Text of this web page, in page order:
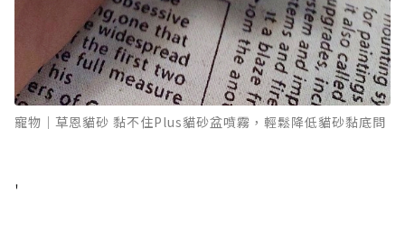
寵物｜草恩貓砂 黏不住Plus貓砂盆噴霧，輕鬆降低貓砂黏底問
'